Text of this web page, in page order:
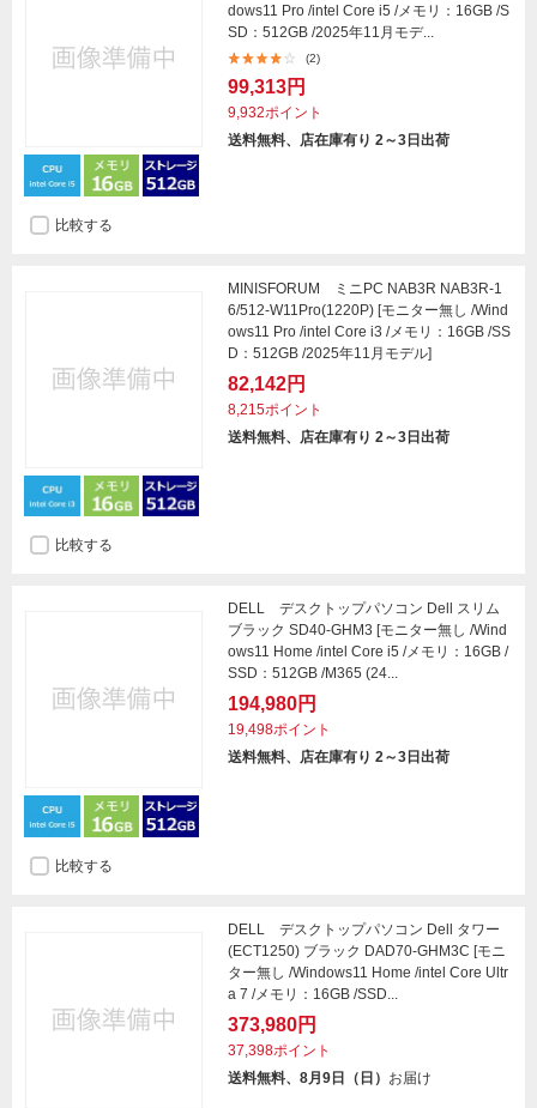
dows11 Pro /intel Core i5 /メモリ：16GB /S
SD：512GB /2025年11月モデ...
(2)
99,313円
9,932ポイント
送料無料、店在庫有り 2～3日出荷
比較する
MINISFORUM ミニPC NAB3R NAB3R-1
6/512-W11Pro(1220P) [モニター無し /Wind
ows11 Pro /intel Core i3 /メモリ：16GB /SS
D：512GB /2025年11月モデル]
82,142円
8,215ポイント
送料無料、店在庫有り 2～3日出荷
比較する
DELL デスクトップパソコン Dell スリム
ブラック SD40-GHM3 [モニター無し /Wind
ows11 Home /intel Core i5 /メモリ：16GB /
SSD：512GB /M365 (24...
194,980円
19,498ポイント
送料無料、店在庫有り 2～3日出荷
比較する
DELL デスクトップパソコン Dell タワー
(ECT1250) ブラック DAD70-GHM3C [モニ
ター無し /Windows11 Home /intel Core Ultr
a 7 /メモリ：16GB /SSD...
373,980円
37,398ポイント
送料無料、8月9日（日） お届け